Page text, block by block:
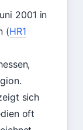
2001 in
(HR1
sich
oft